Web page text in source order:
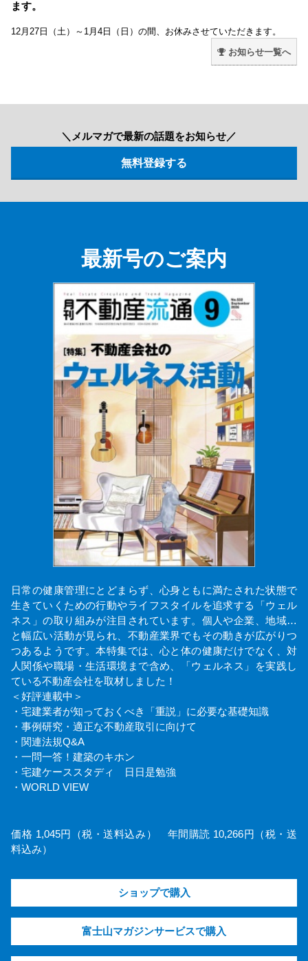
ます。
12月27日（土）～1月4日（日）の間、お休みさせていただきます。
お知らせ一覧へ
＼メルマガで最新の話題をお知らせ／
最新号のご案内
日常の健康管理にとどまらず、心身ともに満たされた状態で
生きていくための行動やライフスタイルを追求する「ウェル
ネス」の取り組みが注目されています。個人や企業、地域…
と幅広い活動が見られ、不動産業界でもその動きが広がりつ
つあるようです。本特集では、心と体の健康だけでなく、対
人関係や職場・生活環境まで含め、「ウェルネス」を実践し
ている不動産会社を取材しました！
＜好評連載中＞
・宅建業者が知っておくべき「重説」に必要な基礎知識
・事例研究・適正な不動産取引に向けて
・関連法規Q&A
・一問一答！建築のキホン
・宅建ケーススタディ 日日是勉強
・WORLD VIEW
価格 1,045円（税・送料込み） 年間購読 10,266円（税・送
料込み）
ショップで購入
富士山マガジンサービスで購入